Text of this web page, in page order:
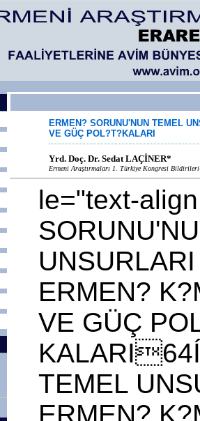
ERMEN? SORUNU'NUN TEMEL
VE GÜÇ POL?T?KALARI
Yrd. Doç. Dr. Sedat LAÇİNER*
Ermeni Araştırmaları 1. Türkiye Kongresi
le="text-
ERMEN?
VE GÜÇ
TEMEL
ERMEN?